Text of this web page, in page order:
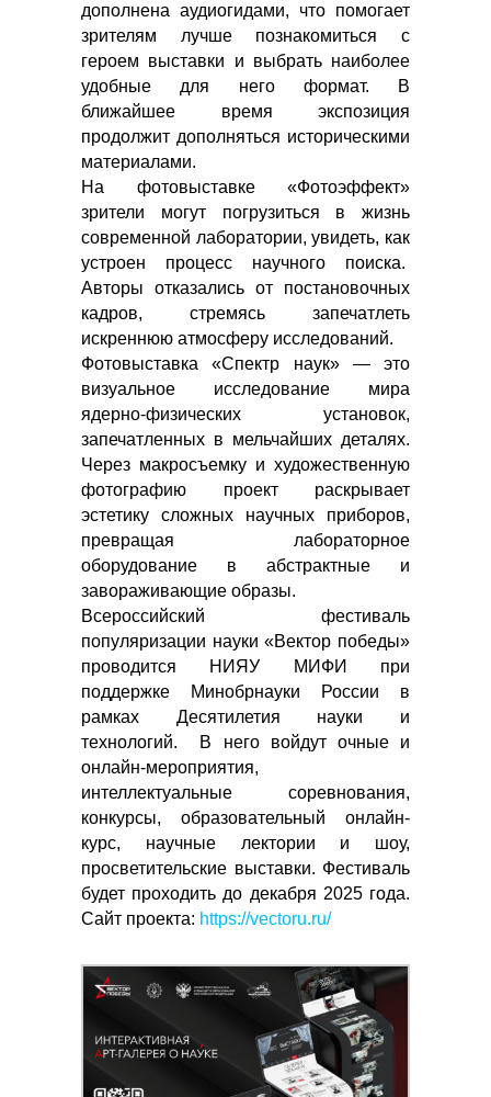
дополнена аудиогидами, что помогает
зрителям лучше познакомиться с
героем выставки и выбрать наиболее
удобные для него формат. В
ближайшее время экспозиция
продолжит дополняться историческими
материалами.
На фотовыставке «Фотоэффект»
зрители могут погрузиться в жизнь
современной лаборатории, увидеть, как
устроен процесс научного поиска.
Авторы отказались от постановочных
кадров, стремясь запечатлеть
искреннюю атмосферу исследований.
Фотовыставка «Спектр наук» — это
визуальное исследование мира
ядерно-физических установок,
запечатленных в мельчайших деталях.
Через макросъемку и художественную
фотографию проект раскрывает
эстетику сложных научных приборов,
превращая лабораторное
оборудование в абстрактные и
завораживающие образы.
Всероссийский фестиваль
популяризации науки «Вектор победы»
проводится НИЯУ МИФИ при
поддержке Минобрнауки России в
рамках Десятилетия науки и
технологий. В него войдут очные и
онлайн-мероприятия,
интеллектуальные соревнования,
конкурсы, образовательный онлайн-
курс, научные лектории и шоу,
просветительские выставки. Фестиваль
будет проходить до декабря 2025 года.
Сайт проекта: https://vectoru.ru/